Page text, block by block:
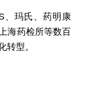
、玛氏、药明康
海药检所等数百
转型。